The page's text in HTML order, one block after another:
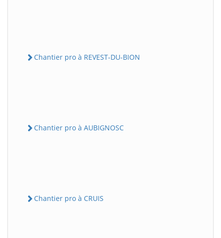
Chantier pro à REVEST-DU-BION
Chantier pro à AUBIGNOSC
Chantier pro à CRUIS